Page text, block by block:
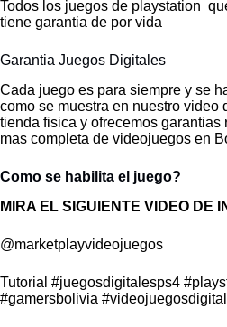
Todos los juegos de playstation
tiene garantia de por vida
Garantia Juegos Digitales
Cada juego es para siempre y se
como se muestra en nuestro video
tienda fisica y ofrecemos garantias
mas completa de videojuegos en
Como se habilita el juego?
MIRA EL SIGUIENTE VIDEO DE
@marketplayvideojuegos
Tutorial #juegosdigitalesps4
#gamersbolivia